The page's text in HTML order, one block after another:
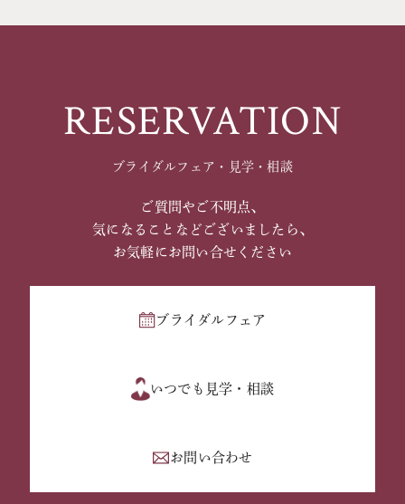
RESERVATION
ブライダルフェア・見学・相談
ご質問やご不明点、
気になることなどございましたら、
お気軽にお問い合せください
ブライダルフェア
いつでも見学・相談
お問い合わせ